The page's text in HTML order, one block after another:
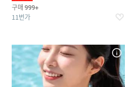
구매 999+
11번가